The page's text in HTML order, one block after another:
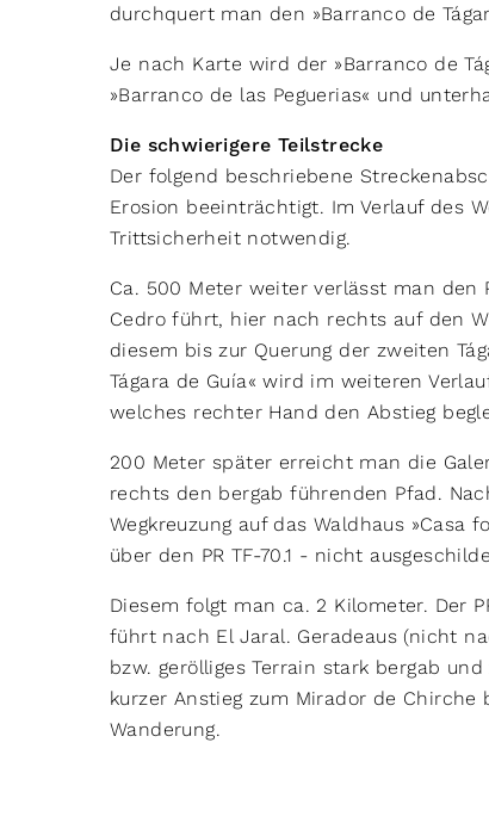
durchquert man den »Barranco de
Je nach Karte wird der »Barranco de
»Barranco de las Peguerias« und
Die schwierigere Teilstrecke
Der folgend beschriebene
Erosion beeinträchtigt. Im Verlauf des
Trittsicherheit notwendig.
Ca. 500 Meter weiter verlässt man den
Cedro führt, hier nach rechts auf den
diesem bis zur Querung der zweiten
Tágara de Guía« wird im weiteren
welches rechter Hand den Abstieg
200 Meter später erreicht man die
rechts den bergab führenden Pfad.
Wegkreuzung auf das Waldhaus »Casa
über den PR TF-70.1 - nicht
Diesem folgt man ca. 2 Kilometer. Der
führt nach El Jaral. Geradeaus (nicht
bzw. gerölliges Terrain stark bergab
kurzer Anstieg zum Mirador de Chirche
Wanderung.